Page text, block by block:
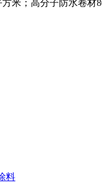
米；高分子防水卷材
料